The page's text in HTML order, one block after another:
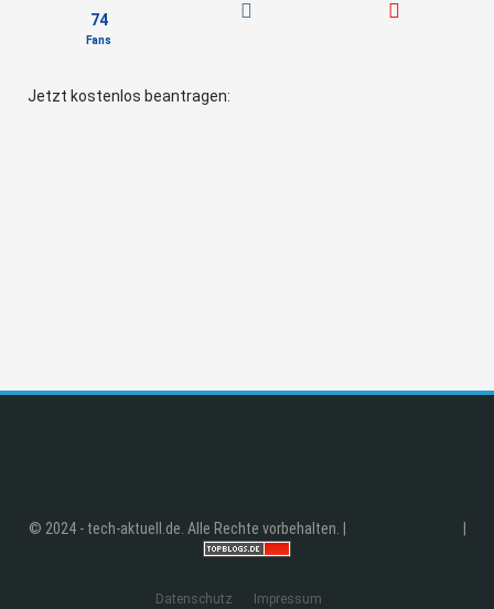
74
Fans
Jetzt kostenlos beantragen:
© 2024 - tech-aktuell.de. Alle Rechte vorbehalten. |
Datenschutz Impressum